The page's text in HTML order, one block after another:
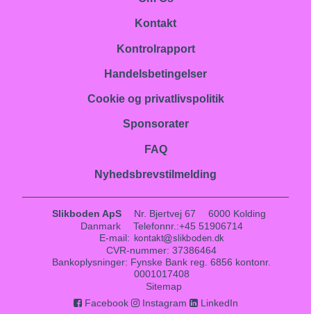
Kontakt
Kontrolrapport
Handelsbetingelser
Cookie og privatlivspolitik
Sponsorater
FAQ
Nyhedsbrevstilmelding
Slikboden ApS Nr. Bjertvej 67
6000 Kolding
Danmark
Telefonnr. :+45 51906714
E-mail:
CVR-nummer: 37386464
Bankoplysninger: Fynske Bank reg. 6856 kontonr.
0001017408
Sitemap
Facebook
Instagram LinkedIn